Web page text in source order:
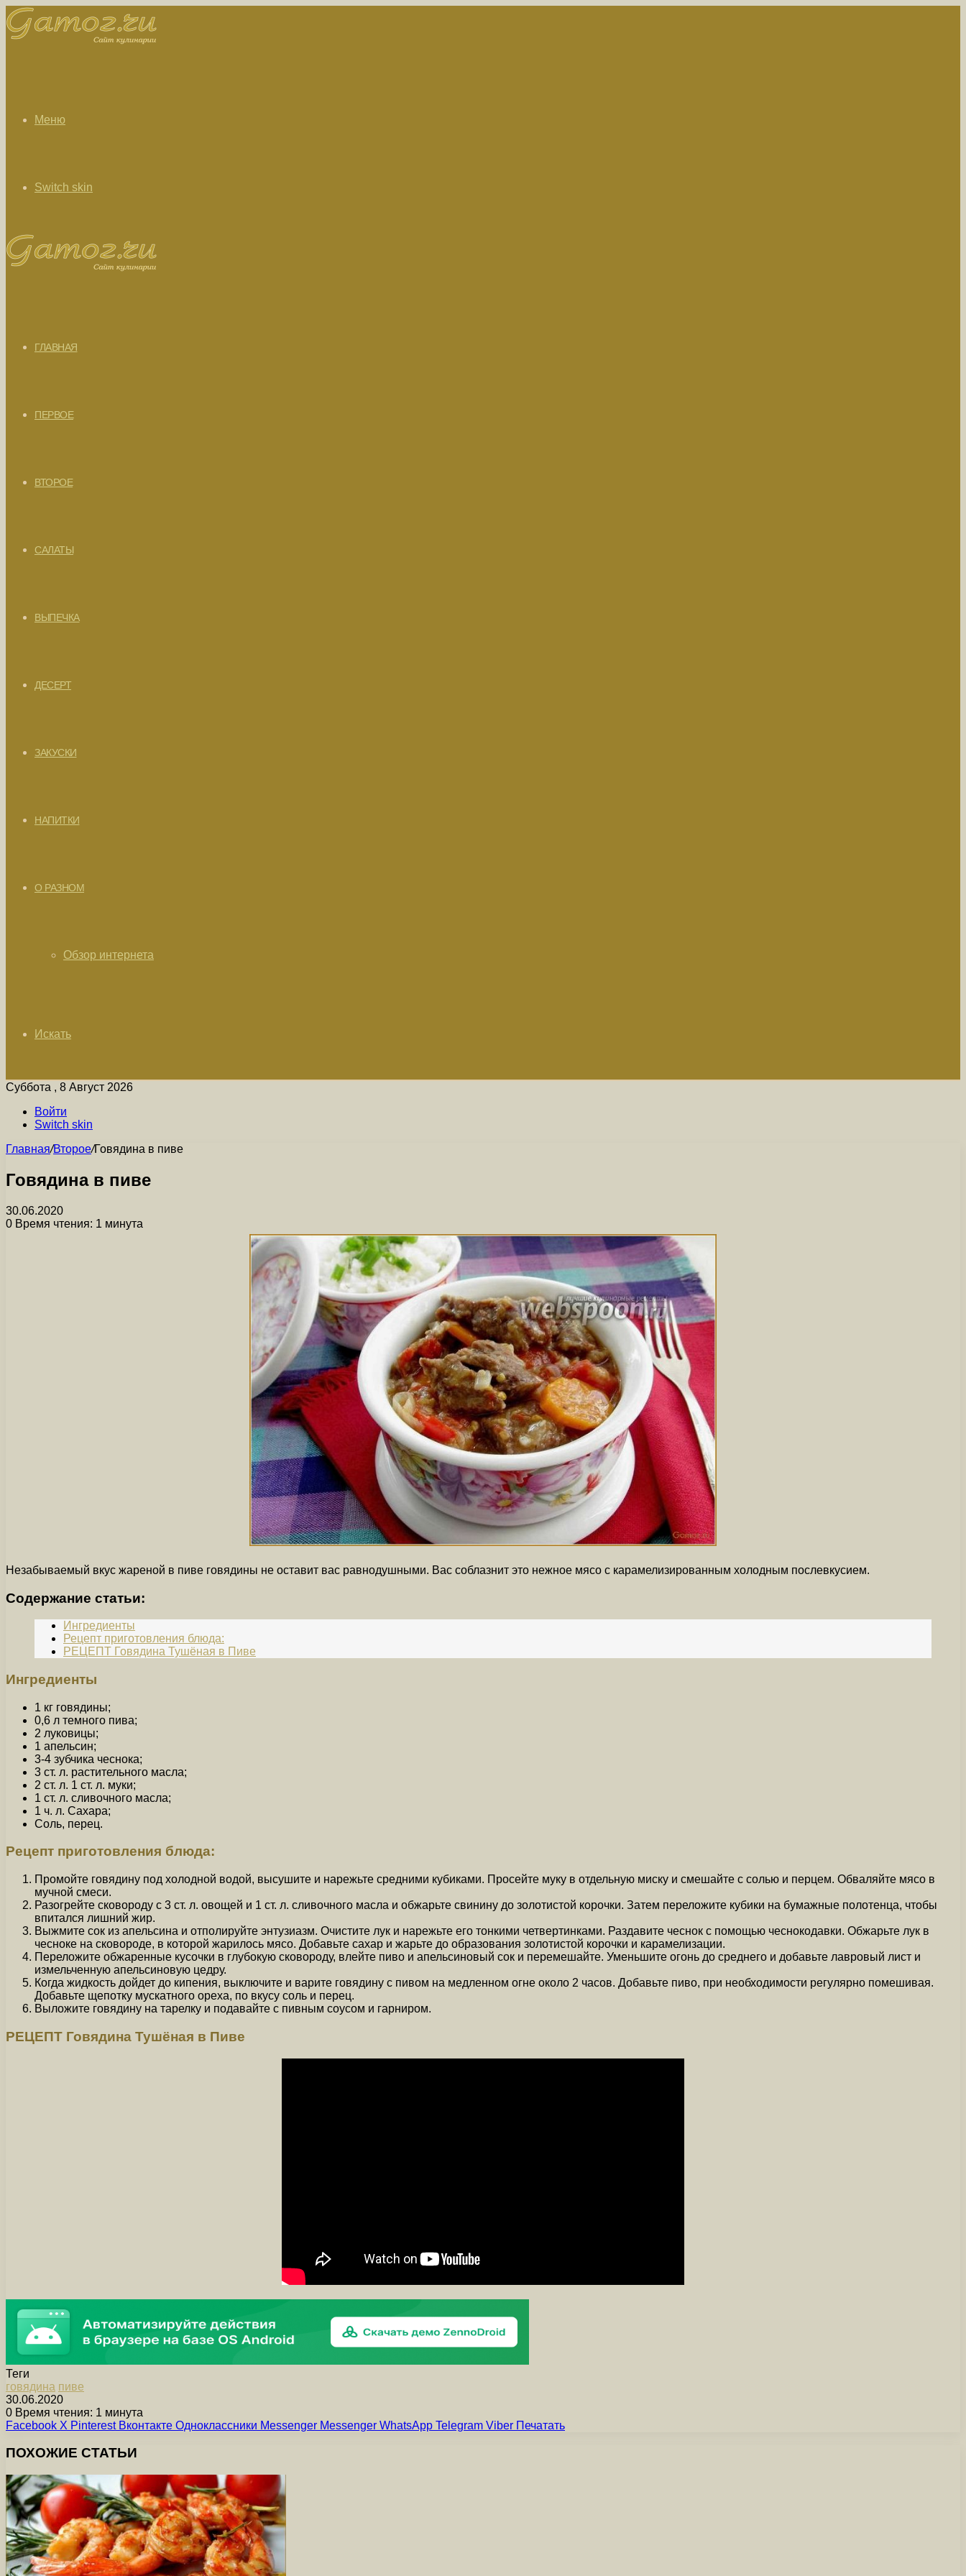
Меню
Switch skin
ГЛАВНАЯ
ПЕРВОЕ
ВТОРОЕ
САЛАТЫ
ВЫПЕЧКА
ДЕСЕРТ
ЗАКУСКИ
НАПИТКИ
О РАЗНОМ
Обзор интернета
Искать
Суббота , 8 Август 2026
Войти
Switch skin
Главная/Второе/Говядина в пиве
Говядина в пиве
30.06.2020
0 Время чтения: 1 минута
Незабываемый вкус жареной в пиве говядины не оставит вас равнодушными. Вас соблазнит это нежное мясо с карамелизированным холодным послевкусием.
Содержание статьи:
Ингредиенты
Рецепт приготовления блюда:
РЕЦЕПТ Говядина Тушёная в Пиве
Ингредиенты
1 кг говядины;
0,6 л темного пива;
2 луковицы;
1 апельсин;
3-4 зубчика чеснока;
3 ст. л. растительного масла;
2 ст. л. 1 ст. л. муки;
1 ст. л. сливочного масла;
1 ч. л. Сахара;
Соль, перец.
Рецепт приготовления блюда:
Промойте говядину под холодной водой, высушите и нарежьте средними кубиками. Просейте муку в отдельную миску и смешайте с солью и перцем. Обваляйте мясо в
мучной смеси.
Разогрейте сковороду с 3 ст. л. овощей и 1 ст. л. сливочного масла и обжарьте свинину до золотистой корочки. Затем переложите кубики на бумажные полотенца, чтобы
впитался лишний жир.
Выжмите сок из апельсина и отполируйте энтузиазм. Очистите лук и нарежьте его тонкими четвертинками. Раздавите чеснок с помощью чеснокодавки. Обжарьте лук в
чесноке на сковороде, в которой жарилось мясо. Добавьте сахар и жарьте до образования золотистой корочки и карамелизации.
Переложите обжаренные кусочки в глубокую сковороду, влейте пиво и апельсиновый сок и перемешайте. Уменьшите огонь до среднего и добавьте лавровый лист и
измельченную апельсиновую цедру.
Когда жидкость дойдет до кипения, выключите и варите говядину с пивом на медленном огне около 2 часов. Добавьте пиво, при необходимости регулярно помешивая.
Добавьте щепотку мускатного ореха, по вкусу соль и перец.
Выложите говядину на тарелку и подавайте с пивным соусом и гарниром.
РЕЦЕПТ Говядина Тушёная в Пиве
Теги
говядина пиве
30.06.2020
0 Время чтения: 1 минута
Facebook X Pinterest Вконтакте Одноклассники Messenger Messenger WhatsApp Telegram Viber Печатать
ПОХОЖИЕ СТАТЬИ